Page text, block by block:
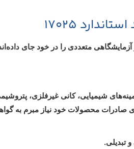
17025
متعددی را در خود جای
خود نیاز مبرم به گواهینامه ۱۷۰۲۵